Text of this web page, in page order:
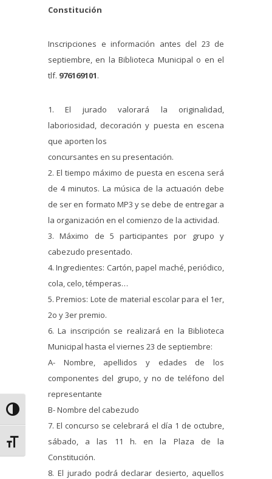
Alternar alto contraste
Alternar tamaño de letra
Constitución
Inscripciones e información antes del 23 de
septiembre, en la Biblioteca Municipal o en el
tlf. 976169101.
1. El jurado valorará la originalidad,
laboriosidad, decoración y puesta en escena
que aporten los
concursantes en su presentación.
2. El tiempo máximo de puesta en escena será
de 4 minutos. La música de la actuación debe
de ser en formato MP3 y se debe de entregar a
la organización en el comienzo de la actividad.
3. Máximo de 5 participantes por grupo y
cabezudo presentado.
4. Ingredientes: Cartón, papel maché, periódico,
cola, celo, témperas…
5. Premios: Lote de material escolar para el 1er,
2o y 3er premio.
6. La inscripción se realizará en la Biblioteca
Municipal hasta el viernes 23 de septiembre:
A- Nombre, apellidos y edades de los
componentes del grupo, y no de teléfono del
representante
B- Nombre del cabezudo
7. El concurso se celebrará el día 1 de octubre,
sábado, a las 11 h. en la Plaza de la
Constitución.
8. El jurado podrá declarar desierto, aquellos